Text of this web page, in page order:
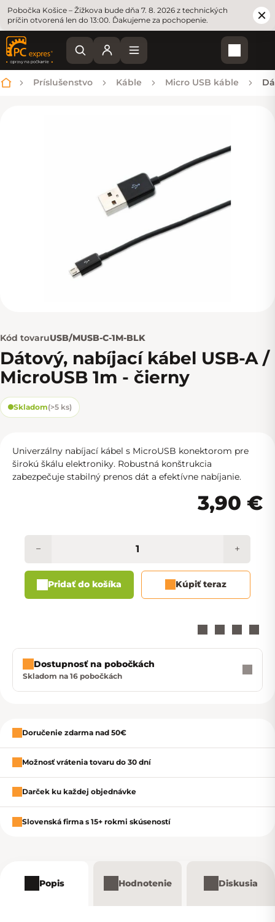
Pobočka Košice – Žižkova bude dňa 7. 8. 2026 z technických
príčin otvorená len do 13:00. Ďakujeme za pochopenie.
Domov
Príslušenstvo Káble Micro USB káble
Kód tovaruUSB/MUSB-C-1M-BLK
Dátový, nabíjací kábel USB-A /
MicroUSB 1m - čierny
Skladom(>5 ks)
Univerzálny nabíjací kábel s MicroUSB konektorom pre
širokú škálu elektroniky. Robustná konštrukcia
zabezpečuje stabilný prenos dát a efektívne nabíjanie.
3,90 €
+
−
Pridať do košíka Kúpiť teraz
Zavrieť
Dostupnosť na pobočkách
Skladom na 16 pobočkách
Doručenie zdarma nad 50€
Možnosť vrátenia tovaru do 30 dní
Darček ku každej objednávke
Slovenská firma s 15+ rokmi skúseností
Popis Hodnotenie Diskusia